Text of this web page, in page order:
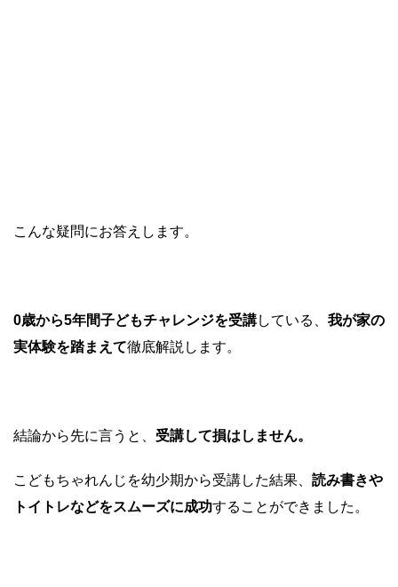
こんな疑問にお答えします。
0歳から5年間子どもチャレンジを受講している、 我が家の
実体験を踏まえて徹底解説します。
結論から先に言うと、 受講して損はしません。
こどもちゃれんじを幼少期から受講した結果、 読み書きや
トイトレなどをスムーズに成功することができました。